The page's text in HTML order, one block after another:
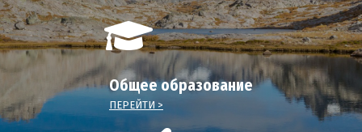
Общее образование
ПЕРЕЙТИ >